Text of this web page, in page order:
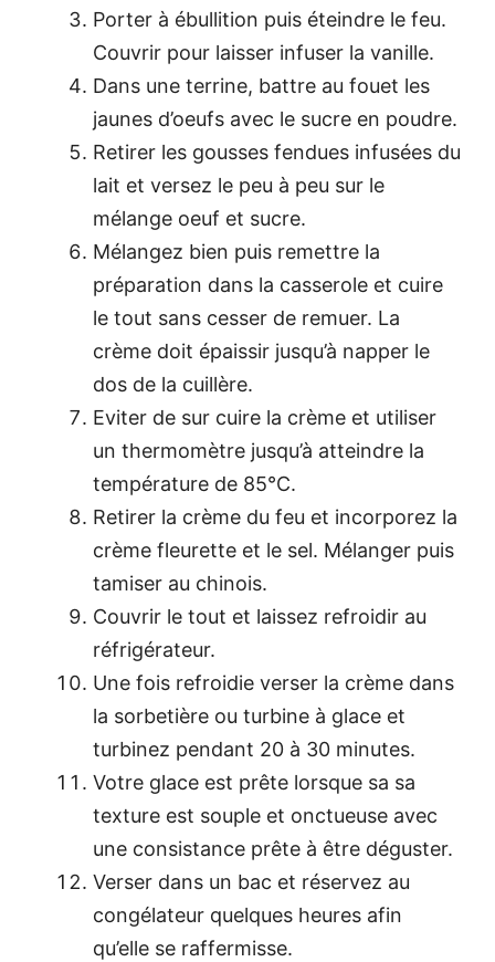
Porter à ébullition puis éteindre le feu.
Couvrir pour laisser infuser la vanille.
Dans une terrine, battre au fouet les
jaunes d’oeufs avec le sucre en poudre.
Retirer les gousses fendues infusées du
lait et versez le peu à peu sur le
mélange oeuf et sucre.
Mélangez bien puis remettre la
préparation dans la casserole et cuire
le tout sans cesser de remuer. La
crème doit épaissir jusqu’à napper le
dos de la cuillère.
Eviter de sur cuire la crème et utiliser
un thermomètre jusqu’à atteindre la
température de 85°C.
Retirer la crème du feu et incorporez la
crème fleurette et le sel. Mélanger puis
tamiser au chinois.
Couvrir le tout et laissez refroidir au
réfrigérateur.
Une fois refroidie verser la crème dans
la sorbetière ou turbine à glace et
turbinez pendant 20 à 30 minutes.
Votre glace est prête lorsque sa sa
texture est souple et onctueuse avec
une consistance prête à être déguster.
Verser dans un bac et réservez au
congélateur quelques heures afin
qu’elle se raffermisse.